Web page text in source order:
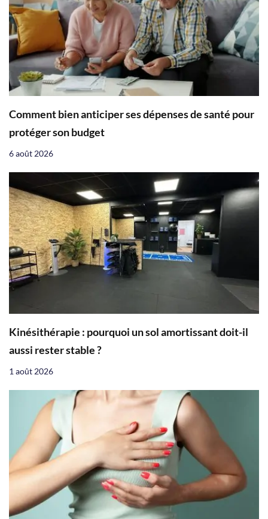
Comment bien anticiper ses dépenses de santé pour
protéger son budget
6 août 2026
Kinésithérapie : pourquoi un sol amortissant doit-il
aussi rester stable ?
1 août 2026